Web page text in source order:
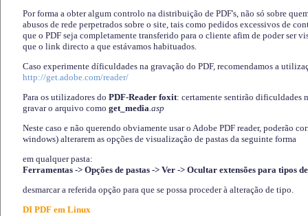
Por forma a obter algum controlo na distribuição de PDF's, não só sobre
abusos de rede perpetrados sobre o site, tais como pedidos excessivos de
que o PDF seja completamente transferido para o cliente afim de poder ser
que o link directo a que estávamos habituados.
Caso experimente díficuldades na gravação do PDF, recomendamos a
http://get.adobe.com/reader/
Para os utilizadores do PDF-Reader foxit: certamente sentirão dificuldades
gravar o arquivo como get_media.asp
Neste caso e não querendo obviamente usar o Adobe PDF reader, poderão
windows) alterarem as opções de visualização de pastas da seguinte forma
em qualquer pasta:
Ferramentas -> Opções de pastas -> Ver -> Ocultar extensões para tipos
desmarcar a referida opção para que se possa proceder à alteração de tipo.
DI PDF em Linux